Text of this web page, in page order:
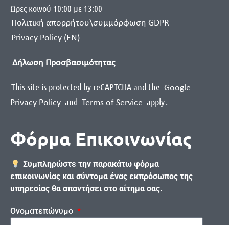
Ωρες κοινού 10:00 με 13:00
Πολιτική απορρήτου\συμμόρφωση GDPR
Privacy Policy (EN)
Δήλωση Προσβασιμότητας
This site is protected by reCAPTCHA and the Google
Privacy Policy and Terms of Service apply.
Φόρμα Επικοινωνίας
Συμπληρώστε την παρακάτω φόρμα
επικοινωνίας και σύντομα ένας εκπρόσωπος της
υπηρεσίας θα απαντήσει στο αίτημα σας.
Ονοματεπώνυμο